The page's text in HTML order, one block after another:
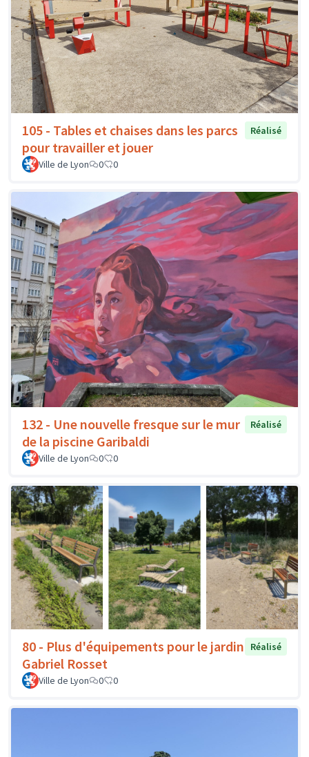
105 - Tables et chaises dans les parcs
pour travailler et jouer
Réalisé
Ville de Lyon 0 0
132 - Une nouvelle fresque sur le mur
de la piscine Garibaldi
Réalisé
Ville de Lyon 0 0
80 - Plus d'équipements pour le jardin
Gabriel Rosset
Réalisé
Ville de Lyon 0 0